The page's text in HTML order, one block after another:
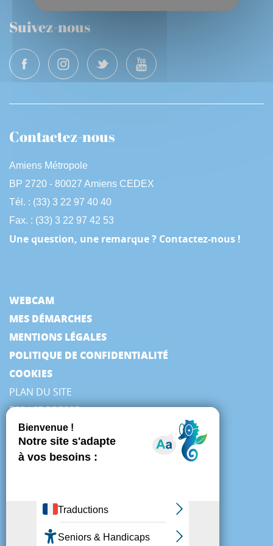
Suivez-nous
Contactez-nous
Amiens Métropole
BP 2720 - 80027 Amiens CEDEX
Tél. : (33) 3 22 97 40 40
Fax. : (33) 3 22 97 42 53
Une question, une remarque ? Contactez-nous !
WEBCAM
MES DÉMARCHES
MENTIONS LÉGALES
POLITIQUE DE CONFIDENTIALITÉ
COOKIES
PLAN DU SITE
ESPACE PRESSE